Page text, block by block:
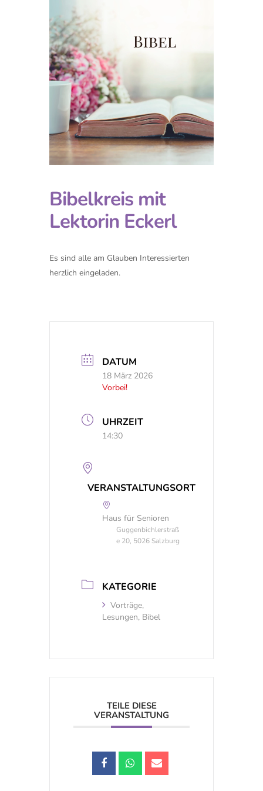
Bibelkreis mit
Lektorin Eckerl
Es sind alle am Glauben Interessierten
herzlich eingeladen.
DATUM
18 März 2026
Vorbei!
UHRZEIT
14:30
VERANSTALTUNGSORT
Haus für Senioren
Guggenbichlerstraß
e 20, 5026 Salzburg
KATEGORIE
Vorträge,
Lesungen, Bibel
TEILE DIESE
VERANSTALTUNG